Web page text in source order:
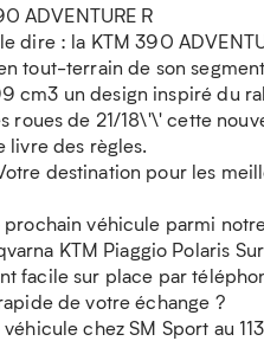
ADVENTURE R
dire : la KTM 390
tout-terrain de son
cm3 un design inspiré du
roues de 21/18\'\' cette
livre des règles.
destination pour les
prochain véhicule parmi
KTM Piaggio Polaris
facile sur place par
de votre échange ?
chez SM Sport au